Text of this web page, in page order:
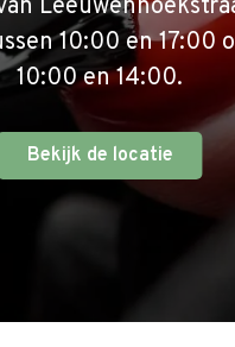
10:00 en 17:00
10:00 en 14:00.
Bekijk de locatie